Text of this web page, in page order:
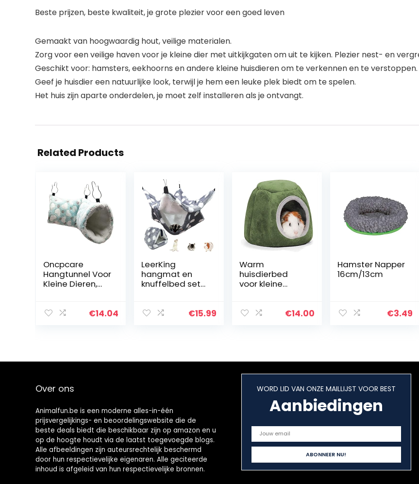
Beste prijzen, beste kwaliteit, je grote plezier voor een goed leven
Gemaakt van hoogwaardig hout, veilige materialen.
Zorg voor een veilige haven voor je kleine dier met uitkijkgaten om uit te kijken. Plezier nest- en
Geschikt voor: hamsters, eekhoorns en andere kleine huisdieren om te verkennen en te verstoppen.
Geef je huisdier een natuurlijke look, terwijl je hem een leuke plek biedt om te spelen.
Het huis zijn aparte onderdelen, je moet zelf installeren als je ontvangt.
Related Products
Oncpcare
Hangtunnel Voor
Kleine Dieren,
Speelgoed,
voor…
€14.04
LeerKing
hangmat en
knuffelbed set
stapelbed
€15.99
Warm
huisdierbed
voor kleine
schattig nest,
slaapnest…
€14.00
Hamster Napper
16cm/13cm
€3.49
Over ons
Animalfun.be is een moderne alles-in-één
prijsvergelijkings- en beoordelingswebsite die de
beste deals biedt die beschikbaar zijn op amazon en u
op de hoogte houdt via de laatst toegevoegde blogs.
Alle afbeeldingen zijn auteursrechtelijk beschermd
door hun respectievelijke eigenaren. Alle geciteerde
inhoud is afgeleid van hun respectievelijke bronnen.
WORD LID VAN ONZE MAILLIJST VOOR BEST
Aanbiedingen